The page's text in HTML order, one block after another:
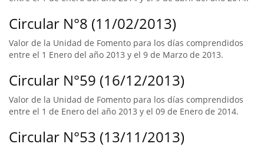
Circular N°8 (11/02/2013)
Valor de la Unidad de Fomento para los días comprendidos
entre el 1 Enero del año 2013 y el 9 de Marzo de 2013.
Circular N°59 (16/12/2013)
Valor de la Unidad de Fomento para los días comprendidos
entre el 1 de Enero del año 2013 y el 09 de Enero de 2014.
Circular N°53 (13/11/2013)